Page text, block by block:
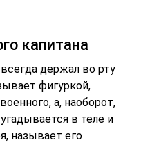
капитана
держал во рту
фигуркой,
а, наоборот,
в теле и
называет его